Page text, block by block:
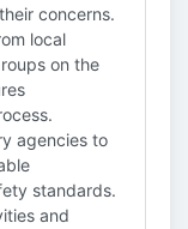
concerns.
local
on the
agencies to
standards.
and